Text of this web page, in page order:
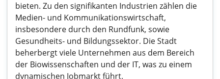
bieten. Zu den signifikanten Industrien zählen die
Medien- und Kommunikationswirtschaft,
insbesondere durch den Rundfunk, sowie
Gesundheits- und Bildungssektor. Die Stadt
beherbergt viele Unternehmen aus dem Bereich
der Biowissenschaften und der IT, was zu einem
dynamischen Jobmarkt führt.